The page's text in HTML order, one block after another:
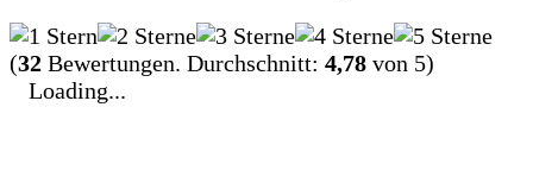
(32 Bewertungen. Durchschnitt: 4,78 von 5)
Loading...